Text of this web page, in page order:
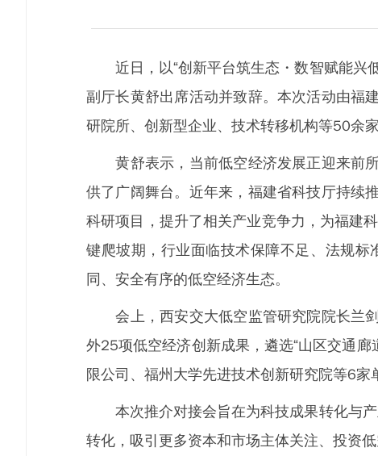
近日，以“创新平台筑生态・数智赋能兴低
副厅长黄舒出席活动并致辞。本次活动由福
研院所、创新型企业、技术转移机构等50余
黄舒表示，当前低空经济发展正迎来前所
供了广阔舞台。近年来，福建省科技厅持续
科研项目，提升了相关产业竞争力，为福建
键爬坡期，行业面临技术保障不足、法规
同、安全有序的低空经济生态。
会上，西安交大低空监管研究院院长兰剑
外25项低空经济创新成果，遴选“山区交通
限公司、福州大学先进技术创新研究院等6家
本次推介对接会旨在为科技成果转化与产
转化，吸引更多资本和市场主体关注、投资